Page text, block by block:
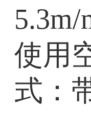
使用
式：